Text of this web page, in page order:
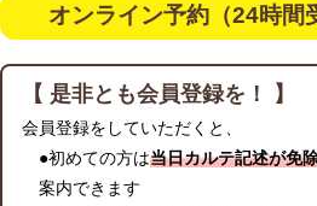
オンライン予約（24時間
【 是非とも会員登録を！ 】
会員登録をしていただくと、
●初めての方は当日カルテ記述が免
案内できます